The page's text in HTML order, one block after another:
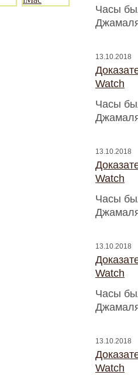
Часы
13.10.2018
Watch
Часы
13.10.2018
Watch
Часы
13.10.2018
Watch
Часы
13.10.2018
Watch